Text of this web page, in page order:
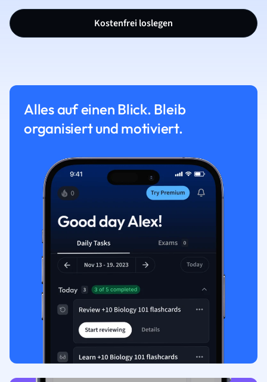
Kostenfrei loslegen
Alles auf einen Blick. Bleib
organisiert und motiviert.